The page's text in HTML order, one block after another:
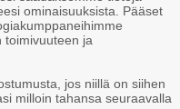
ominaisuuksista. Pääset
toimivuuteen ja
jos niillä on siihen
milloin tahansa seuraavalla